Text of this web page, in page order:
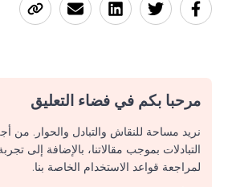
مرحبا بكم في فضاء التعليق
نريد مساحة للنقاش والتبادل والحوار. من
التبادلات بموجب مقالاتنا، بالإضافة إلى
لمراجعة قواعد الاستخدام الخاصة بنا.